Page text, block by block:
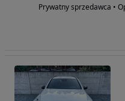
Prywatny sprzedawca •